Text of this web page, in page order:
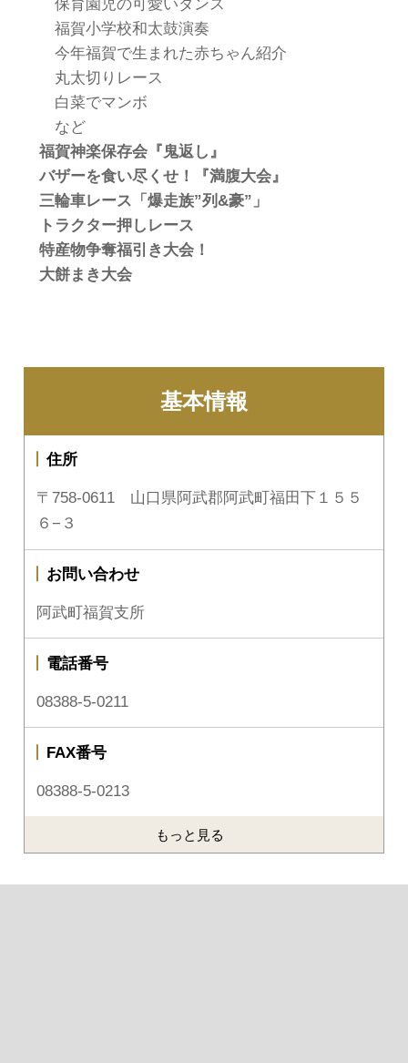
保育園児の可愛いダンス
福賀小学校和太鼓演奏
今年福賀で生まれた赤ちゃん紹介
丸太切りレース
白菜でマンボ
など
福賀神楽保存会『鬼返し』
バザーを食い尽くせ！『満腹大会』
三輪車レース「爆走族”列&豪”」
トラクター押しレース
特産物争奪福引き大会！
大餅まき大会
基本情報
住所
〒758-0611 山口県阿武郡阿武町福田下１５５
６−３
お問い合わせ
阿武町福賀支所
電話番号
08388-5-0211
FAX番号
08388-5-0213
もっと見る